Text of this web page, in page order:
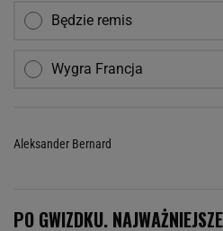
Będzie remis
Wygra Francja
Aleksander Bernard